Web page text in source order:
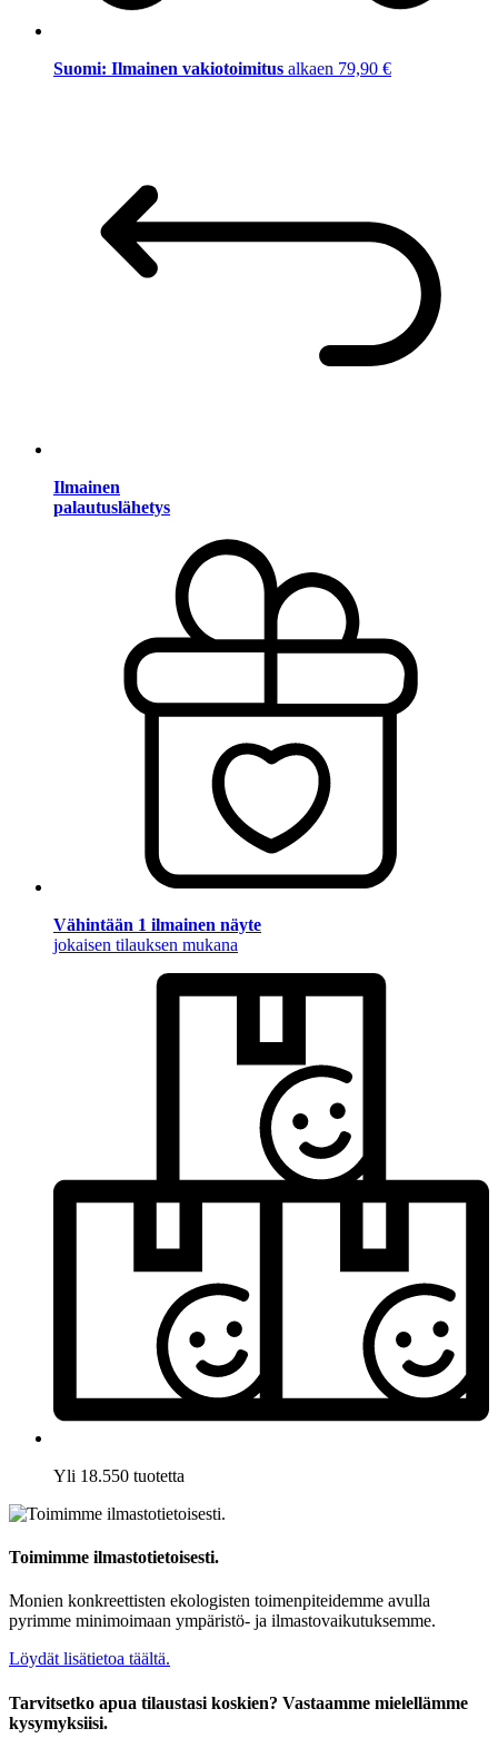
Suomi: Ilmainen vakiotoimitus alkaen 79,90 €
Ilmainen
palautuslähetys
Vähintään 1 ilmainen näyte
jokaisen tilauksen mukana
Yli 18.550 tuotetta
Toimimme ilmastotietoisesti.
Monien konkreettisten ekologisten toimenpiteidemme avulla
pyrimme minimoimaan ympäristö- ja ilmastovaikutuksemme.
Löydät lisätietoa täältä.
Tarvitsetko apua tilaustasi koskien? Vastaamme mielellämme
kysymyksiisi.